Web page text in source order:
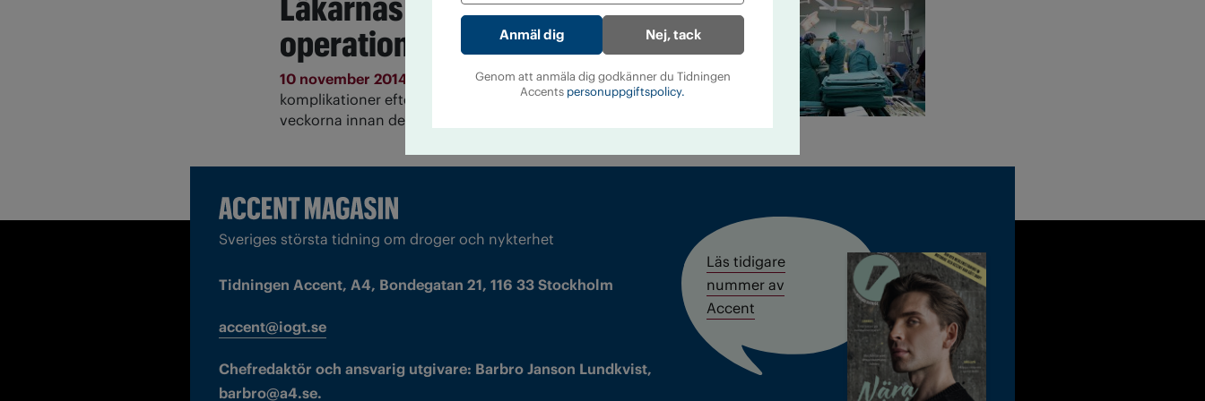
operation
10 november 2014
Två glas alkohol per dag fördubblar risken för
komplikationer efter operation. Därför bör patienter inte dricka
veckorna innan de ska opereras.
Sveriges största tidning om droger och nykterhet
Tidningen Accent, A4, Bondegatan 21, 116 33 Stockholm
accent@iogt.se
Chefredaktör och ansvarig utgivare: Barbro Janson Lundkvist,
barbro@a4.se.
Läs tidigare
nummer av
Accent
Nej, tack
Genom att anmäla dig godkänner du Tidningen
Accents personuppgiftspolicy.